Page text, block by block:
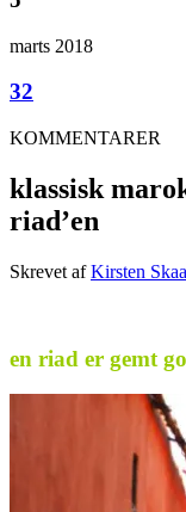
marts 2018
32
KOMMENTARER
klassisk
riad’en
Skrevet afKirsten
en riad er gemt